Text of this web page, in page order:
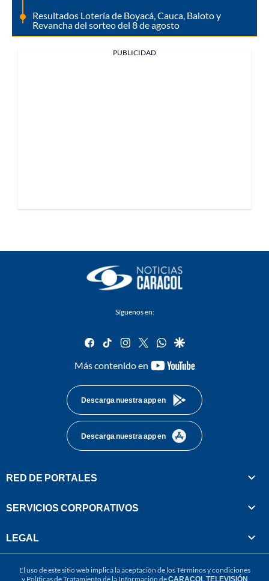
Resultados Lotería de Boyacá, Cauca, Baloto y
Revancha del sorteo del 8 de agosto
PUBLICIDAD
Síguenos en:
facebook
tiktok instagram
twitterwhatsapp
google
Más contenido en
youtube-
Descarga nuestra app en
Descarga nuestra app en
RED DE PORTALES
SERVICIOS CORPORATIVOS
LEGAL
El uso de este sitio web implica la aceptación de losTérminos y condiciones
y Políticas de Tratamiento de la Información deCARACOL TELEVISIÓN